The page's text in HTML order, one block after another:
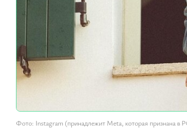
Фото: Instagram (принадлежит Meta, которая признана в